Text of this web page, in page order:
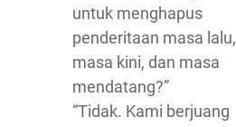
untuk menghapus
penderitaan masa lalu,
masa kini, dan masa
mendatang?”
“Tidak. Kami berjuang